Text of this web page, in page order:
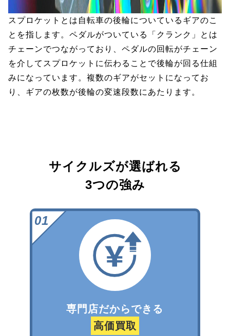
スプロケットとは自転車の後輪についているギアのこ
とを指します。ペダルがついている「クランク」とは
チェーンでつながっており、ペダルの回転がチェーン
を介してスプロケットに伝わることで後輪が回る仕組
みになっています。複数のギアがセットになってお
り、ギアの枚数が後輪の変速段数にあたります。
サイクルズが選ばれる
3つの強み
専門店だからできる
高価買取